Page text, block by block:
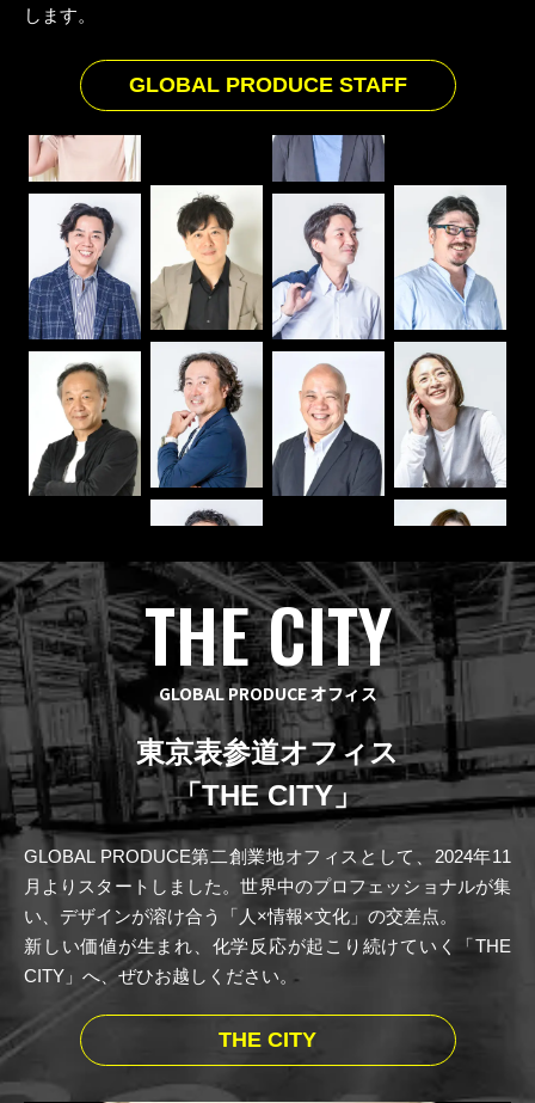
します。
GLOBAL PRODUCE STAFF
THE CITY
GLOBAL PRODUCE オフィス
東京表参道オフィス
「THE CITY」
GLOBAL PRODUCE第二創業地オフィスとして、2024年11
月よりスタートしました。世界中のプロフェッショナルが集
い、デザインが溶け合う「人×情報×文化」の交差点。
新しい価値が生まれ、化学反応が起こり続けていく「THE
CITY」へ、ぜひお越しください。
THE CITY